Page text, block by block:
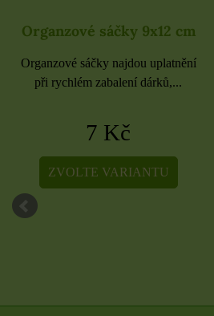
Organzové sáčky 9x12 cm
Organzové sáčky najdou uplatnění
při rychlém zabalení dárků,...
7 Kč
ZVOLTE VARIANTU